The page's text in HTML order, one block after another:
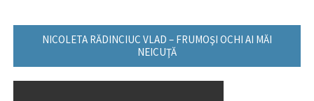
NICOLETA RĂDINCIUC VLAD – FRUMOŞI OCHI AI MĂI
NEICUŢĂ